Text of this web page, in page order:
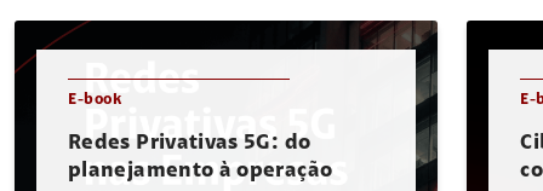
E-book
Redes Privativas 5G: do
planejamento à operação
E-